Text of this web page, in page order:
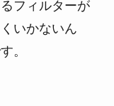
フィルターが
いかないん
。